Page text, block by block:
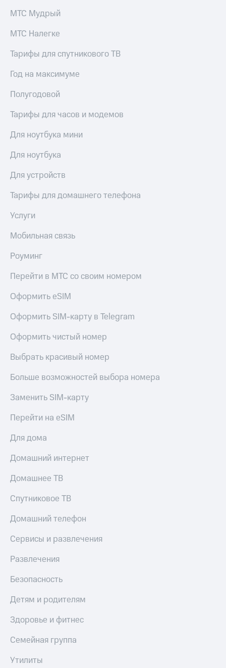
МТС Мудрый
МТС Налегке
Тарифы для спутникового ТВ
Год на максимуме
Полугодовой
Тарифы для часов и модемов
Для ноутбука мини
Для ноутбука
Для устройств
Тарифы для домашнего телефона
Услуги
Мобильная связь
Роуминг
Перейти в МТС со своим номером
Оформить eSIM
Оформить SIM-карту в Telegram
Оформить чистый номер
Выбрать красивый номер
Больше возможностей выбора номера
Заменить SIM-карту
Перейти на eSIM
Для дома
Домашний интернет
Домашнее ТВ
Спутниковое ТВ
Домашний телефон
Сервисы и развлечения
Развлечения
Безопасность
Детям и родителям
Здоровье и фитнес
Семейная группа
Утилиты